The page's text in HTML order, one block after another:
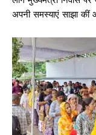
अपनी समस्याएं साझा